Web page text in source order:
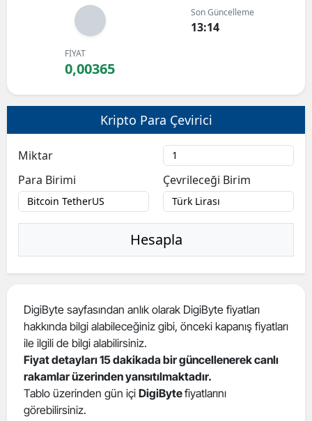
Bilecik
Burdur
Bursa
Çanakkale
Çankırı
Çorum
Denizli
Edirne
Elazığ
Erzincan
Son Güncelleme
13:14
FİYAT
0,00365
Kripto Para Çevirici
Miktar
Para Birimi
Çevrileceği Birim
Hesapla
DigiByte sayfasından anlık olarak DigiByte fiyatları
hakkında bilgi alabileceğiniz gibi, önceki kapanış fiyatları
ile ilgili de bilgi alabilirsiniz.
Fiyat detayları 15 dakikada bir güncellenerek canlı
rakamlar üzerinden yansıtılmaktadır.
Tablo üzerinden gün içi DigiBytefiyatlarını
görebilirsiniz.